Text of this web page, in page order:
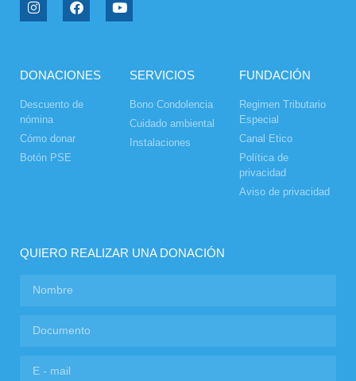
DONACIONES
Descuento de
nómina
Cómo donar
Botón PSE
SERVICIOS
Bono Condolencia
Cuidado ambiental
Instalaciones
FUNDACIÓN
Regimen Tributario
Especial
Canal Etico
Política de
privacidad
Aviso de privacidad
QUIERO REALIZAR UNA DONACIÓN